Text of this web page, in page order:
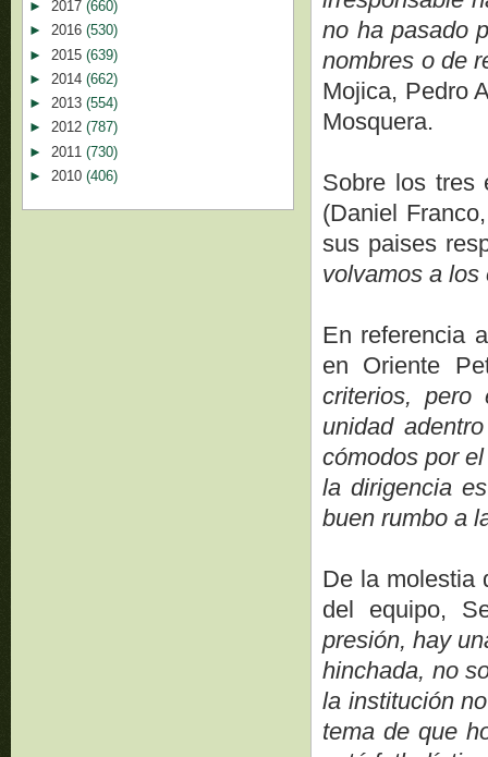
no ha pasado
nombres o de
Mojica, Pedro
Mosquera.
Sobre los tres
(Daniel
sus paises
volvamos a los
En referencia
en Oriente
criterios,
unidad
cómodos por
la dirigencia
buen rumbo a
De la molestia
del equipo,
presión, hay
hinchada, no
la institución
tema de que
► 2017 (660)
► 2016 (530)
► 2015 (639)
► 2014 (662)
► 2013 (554)
► 2012 (787)
► 2011 (730)
► 2010 (406)